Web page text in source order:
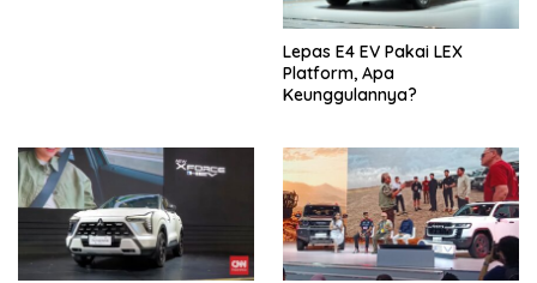
Lepas E4 EV Pakai LEX
Platform, Apa
Keunggulannya?